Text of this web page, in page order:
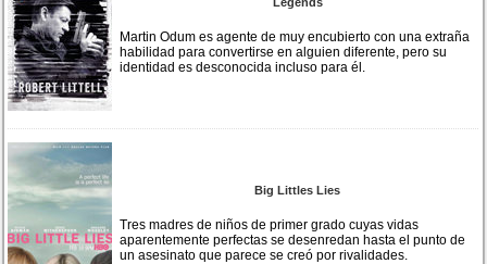
Martin Odum es agente de muy encubierto con una extraña
habilidad para convertirse en alguien diferente, pero su
identidad es desconocida incluso para él.
Big Littles Lies
Tres madres de niños de primer grado cuyas vidas
aparentemente perfectas se desenredan hasta el punto de
un asesinato que parece se creó por rivalidades.